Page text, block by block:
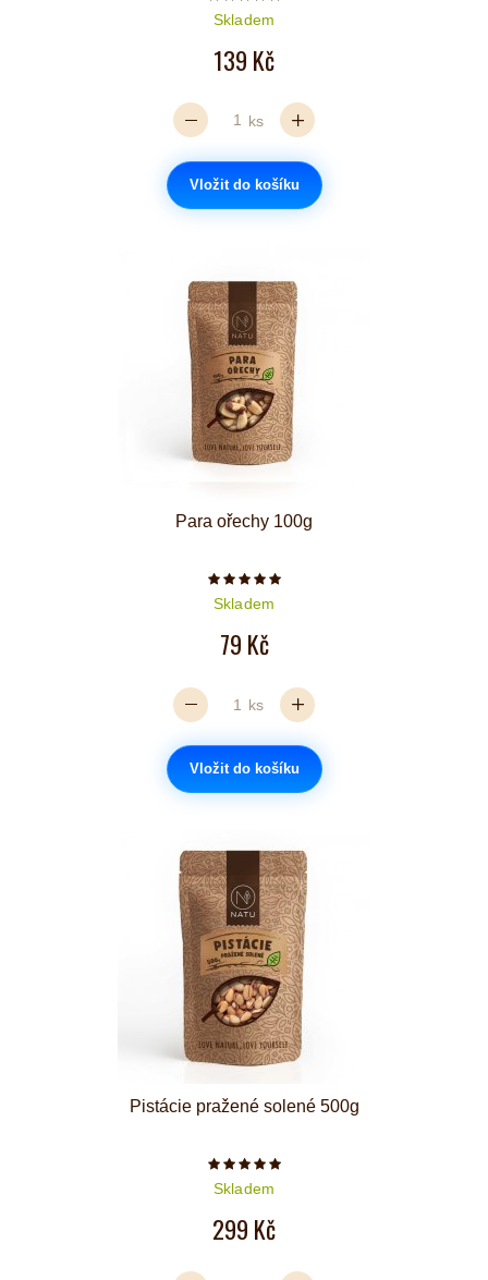
Počet hvězdiček je 5 z 5
Skladem
139 Kč
ks
Vložit do košíku
Para ořechy 100g
Počet hvězdiček je 5 z 5
Skladem
79 Kč
ks
Vložit do košíku
Pistácie pražené solené 500g
Počet hvězdiček je 5 z 5
Skladem
299 Kč